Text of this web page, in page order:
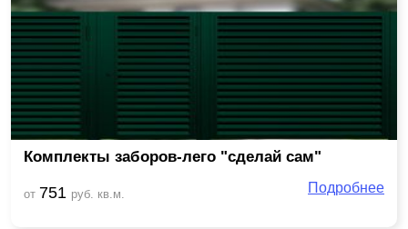
Комплекты заборов-лего "сделай сам"
от 751 руб. кв.м. Подробнее